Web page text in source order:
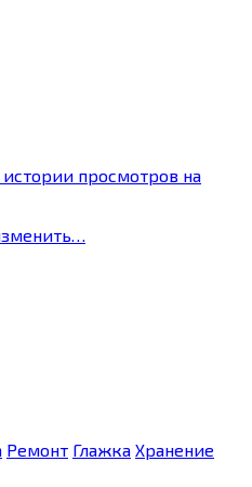
просмотров на
Ремонт Глажка Хранение